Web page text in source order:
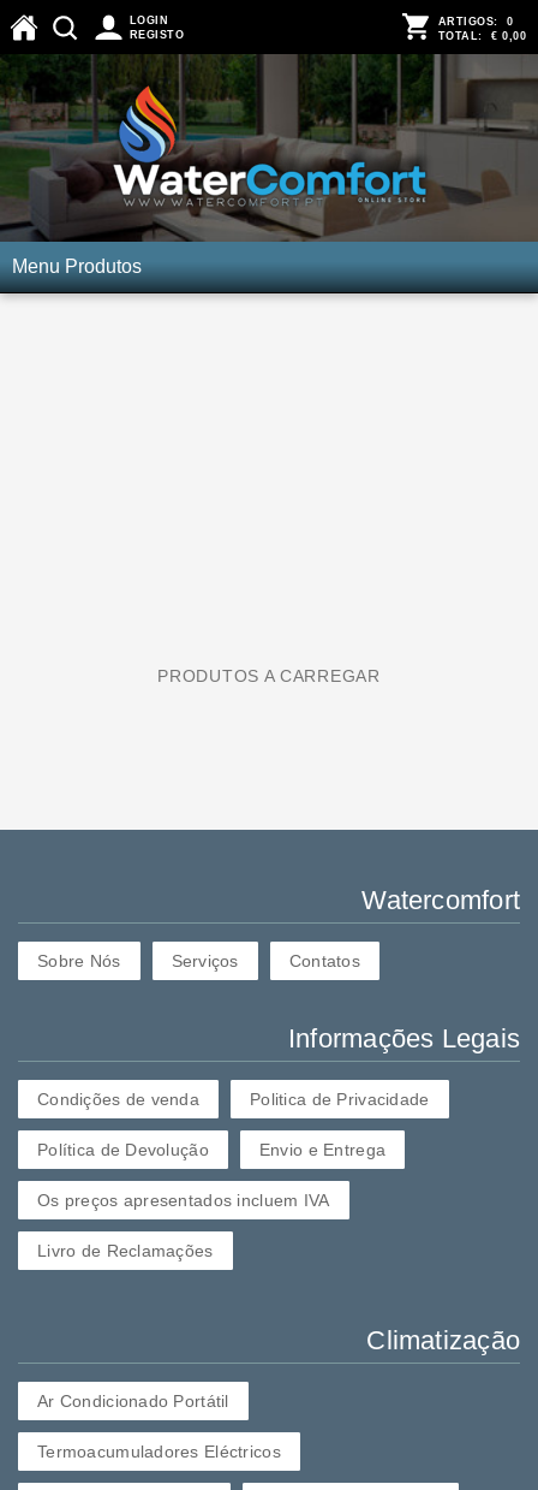
LOGIN
REGISTO
ARTIGOS: 0
TOTAL: € 0,00
Menu Produtos
PRODUTOS A CARREGAR
Watercomfort
Sobre Nós Serviços Contatos
Informações Legais
Condições de venda Politica de Privacidade
Política de Devolução Envio e Entrega
Os preços apresentados incluem IVA
Livro de Reclamações
Climatização
Ar Condicionado Portátil
Termoacumuladores Eléctricos